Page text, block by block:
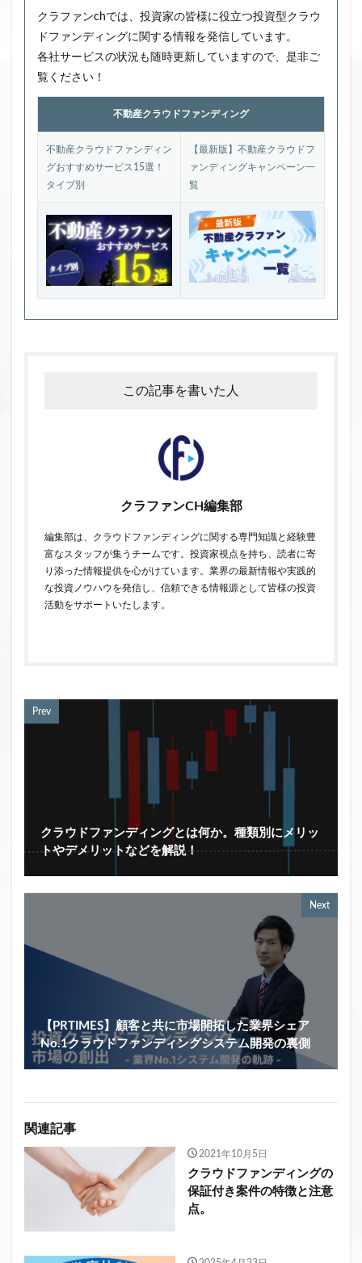
クラファンchでは、投資家の皆様に役立つ投資型クラウ
ドファンディングに関する情報を発信しています。
各社サービスの状況も随時更新していますので、是非ご
覧ください！
不動産クラウドファンディング
不動産クラウドファンディン
グおすすめサービス15選！
タイプ別
【最新版】不動産クラウドフ
ァンディングキャンペーン一
覧
この記事を書いた人
クラファンCH編集部
編集部は、クラウドファンディングに関する専門知識と経験豊
富なスタッフが集うチームです。投資家視点を持ち、読者に寄
り添った情報提供を心がけています。業界の最新情報や実践的
な投資ノウハウを発信し、信頼できる情報源として皆様の投資
活動をサポートいたします。
Prev
クラウドファンディングとは何か。種類別にメリッ
トやデメリットなどを解説！
Next
【PRTIMES】顧客と共に市場開拓した業界シェア
No.1クラウドファンディングシステム開発の裏側
関連記事
2021年10月5日
クラウドファンディングの
保証付き案件の特徴と注意
点。